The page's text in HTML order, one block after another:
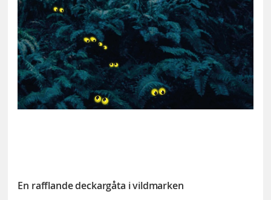
En rafflande deckargåta i vildmarken